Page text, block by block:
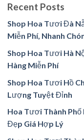
Recent Posts
Shop Hoa Tươi Đà
Miễn Phí, Nhanh
Shop Hoa Tươi Hà
Hàng Miễn Phí
Shop Hoa Tươi Hồ
Lượng Tuyệt Đỉnh
Hoa Tươi Thành Phố
Đẹp Giá Hợp Lý